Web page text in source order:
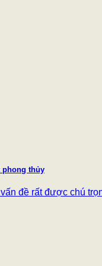
phong thủy
đề rất được chú